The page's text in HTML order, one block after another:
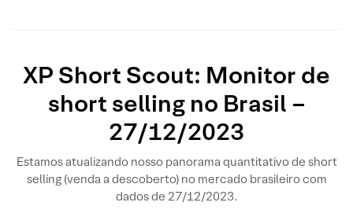
XP Short Scout: Monitor de
short selling no Brasil –
27/12/2023
Estamos atualizando nosso panorama quantitativo de short
selling (venda a descoberto) no mercado brasileiro com
dados de 27/12/2023.